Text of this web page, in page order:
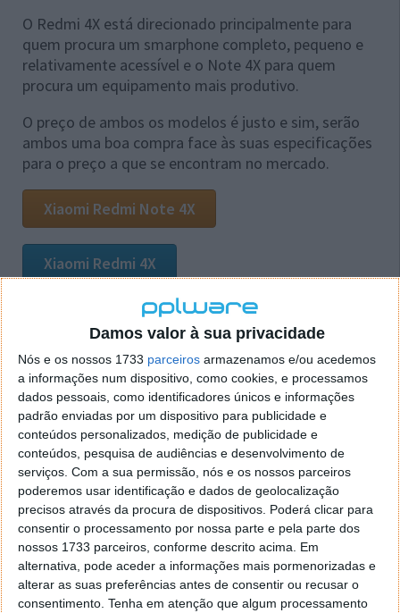
Damos valor à sua privacidade
Nós e os nossos 1733 parceiros armazenamos e/ou acedemos
a informações num dispositivo, como cookies, e processamos
dados pessoais, como identificadores únicos e informações
padrão enviadas por um dispositivo para publicidade e
conteúdos personalizados, medição de publicidade e
conteúdos, pesquisa de audiências e desenvolvimento de
serviços. Com a sua permissão, nós e os nossos parceiros
poderemos usar identificação e dados de geolocalização
precisos através da procura de dispositivos. Poderá clicar para
consentir o processamento por nossa parte e pela parte dos
nossos 1733 parceiros, conforme descrito acima. Em
alternativa, pode aceder a informações mais pormenorizadas e
alterar as suas preferências antes de consentir ou recusar o
consentimento. Tenha em atenção que algum processamento
O Redmi 4X está direcionado principalmente para
quem procura um smarphone completo, pequeno e
relativamente acessível e o Note 4X para quem
procura um equipamento mais produtivo.
O preço de ambos os modelos é justo e sim, serão
ambos uma boa compra face às suas especificações
para o preço a que se encontram no mercado.
Xiaomi Redmi Note 4X
Xiaomi Redmi 4X
Este artigo tem mais de um ano
Acompanhe o Pplware no Google Notícias
Proponha uma correção, faça uma sugestão
Autor: Maria Inês Coelho
Tags: Redmi Redmi 4X Redmi Note Redmi Note 4X Xiaomi